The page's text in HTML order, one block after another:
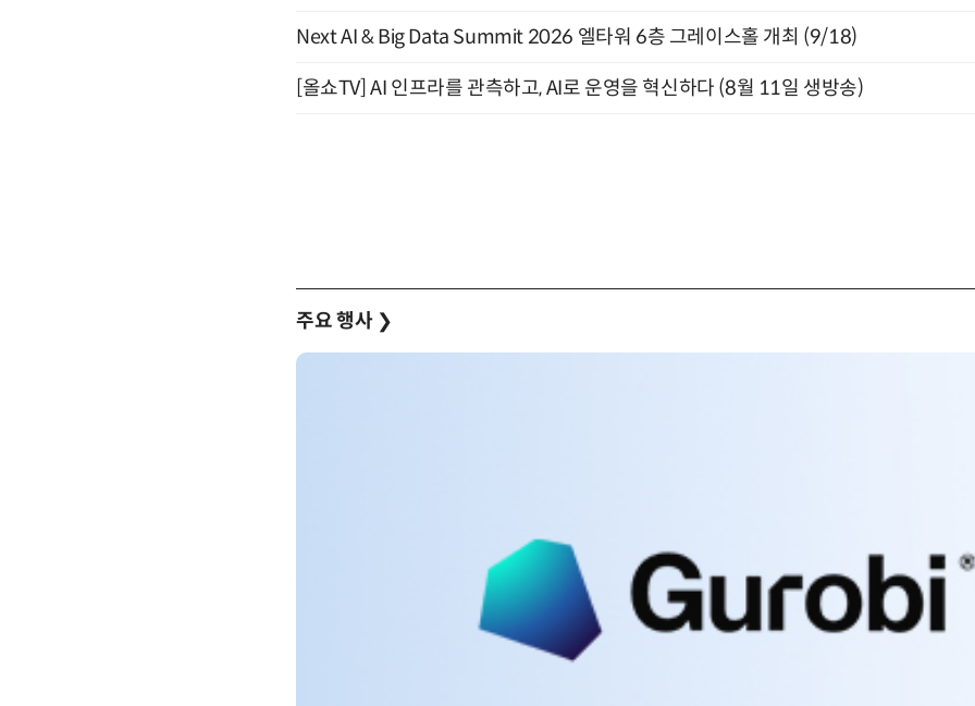
Next AI & Big Data Summit 2026 엘타워 6층 그레이스홀 개최 (9/18)
[올쇼TV] AI 인프라를 관측하고, AI로 운영을 혁신하다 (8월 11일 생방송)
주요 행사 ❯